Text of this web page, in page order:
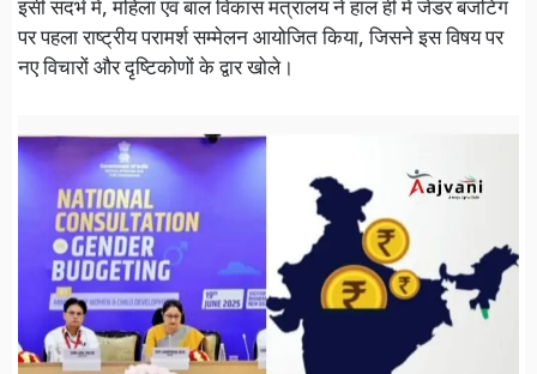
इसी संदर्भ में, महिला एवं बाल विकास मंत्रालय ने हाल ही में जेंडर बजटिंग
पर पहला राष्ट्रीय परामर्श सम्मेलन आयोजित किया, जिसने इस विषय पर
नए विचारों और दृष्टिकोणों के द्वार खोले।